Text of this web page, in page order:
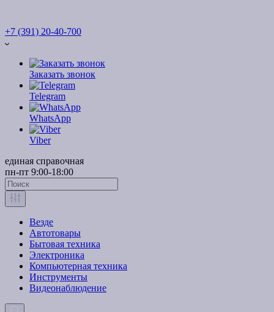
+7 (391) 20-40-700
Заказать звонок
Telegram
WhatsApp
Viber
единая справочная
пн-пт 9:00-18:00
Везде
Автотовары
Бытовая техника
Электроника
Компьютерная техника
Инструменты
Видеонаблюдение